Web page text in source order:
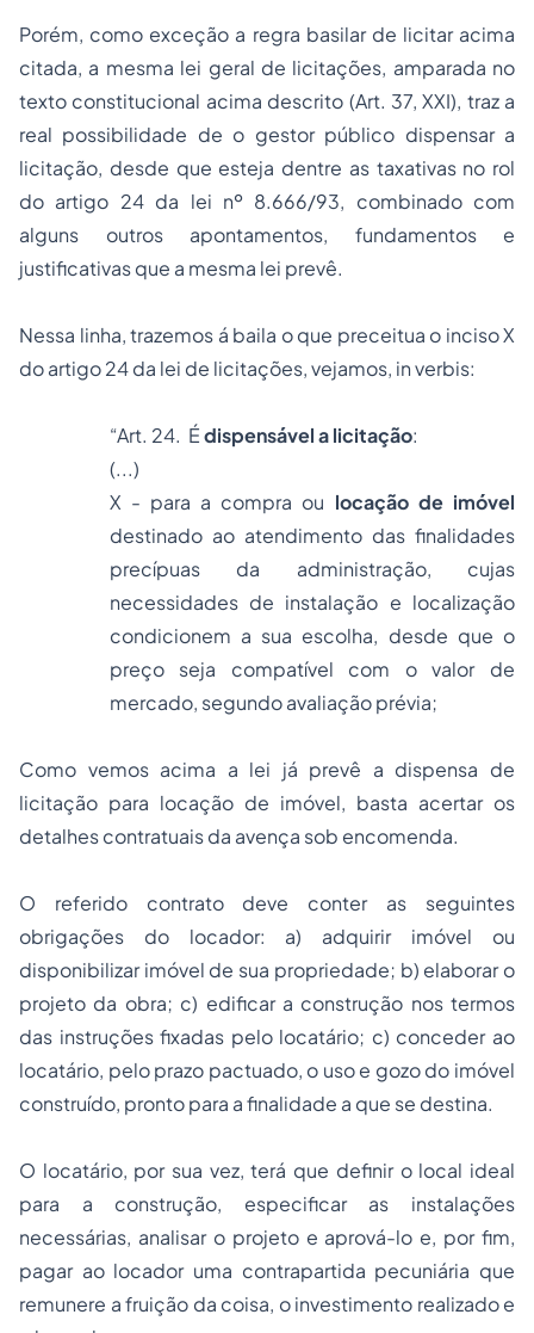
Porém, como exceção a regra basilar de licitar acima
citada, a mesma lei geral de licitações, amparada no
texto constitucional acima descrito (Art. 37, XXI), traz a
real possibilidade de o gestor público dispensar a
licitação, desde que esteja dentre as taxativas no rol
do artigo 24 da lei nº 8.666/93, combinado com
alguns outros apontamentos, fundamentos e
justificativas que a mesma lei prevê.
Nessa linha, trazemos á baila o que preceitua o inciso X
do artigo 24 da lei de licitações, vejamos, in verbis:
“Art. 24. Édispensável a licitação:
(...)
X - para a compra ou locação de imóvel
destinado ao atendimento das finalidades
precípuas da administração, cujas
necessidades de instalação e localização
condicionem a sua escolha, desde que o
preço seja compatível com o valor de
mercado, segundo avaliação prévia;
Como vemos acima a lei já prevê a dispensa de
licitação para locação de imóvel, basta acertar os
detalhes contratuais da avença sob encomenda.
O referido contrato deve conter as seguintes
obrigações do locador: a) adquirir imóvel ou
disponibilizar imóvel de sua propriedade; b) elaborar o
projeto da obra; c) edificar a construção nos termos
das instruções fixadas pelo locatário; c) conceder ao
locatário, pelo prazo pactuado, o uso e gozo do imóvel
construído, pronto para a finalidade a que se destina.
O locatário, por sua vez, terá que definir o local ideal
para a construção, especificar as instalações
necessárias, analisar o projeto e aprová-lo e, por fim,
pagar ao locador uma contrapartida pecuniária que
remunere a fruição da coisa, o investimento realizado e